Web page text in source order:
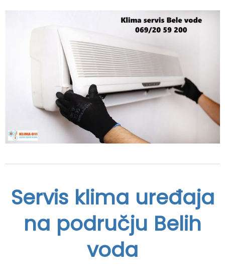
Servis klima uređaja
na području Belih
voda